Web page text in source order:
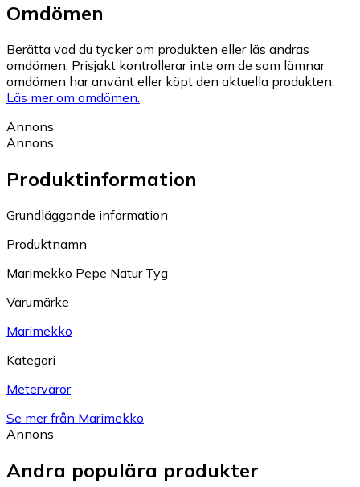
Omdömen
Berätta vad du tycker om produkten eller läs andras
omdömen. Prisjakt kontrollerar inte om de som lämnar
omdömen har använt eller köpt den aktuella produkten.
Läs mer om omdömen.
Annons
Annons
Produktinformation
Grundläggande information
Produktnamn
Marimekko Pepe Natur Tyg
Varumärke
Marimekko
Kategori
Metervaror
Se mer från Marimekko
Annons
Andra populära produkter